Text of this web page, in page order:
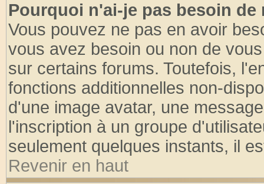
Pourquoi n'ai-je pas besoin de
Vous pouvez ne pas en avoir
vous avez besoin ou non de
sur certains forums. Toutefois,
fonctions additionnelles non-
d'une image avatar, une
l'inscription à un groupe
seulement quelques instants, il
Revenir en haut